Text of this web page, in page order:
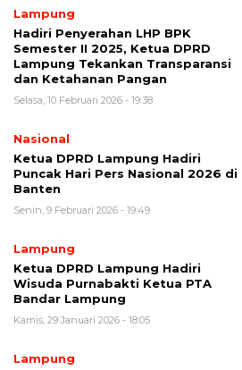
Lampung
Hadiri Penyerahan LHP BPK
Semester II 2025, Ketua DPRD
Lampung Tekankan Transparansi
dan Ketahanan Pangan
Selasa, 10 Februari 2026 - 19:38
Nasional
Ketua DPRD Lampung Hadiri
Puncak Hari Pers Nasional 2026 di
Banten
Senin, 9 Februari 2026 - 19:49
Lampung
Ketua DPRD Lampung Hadiri
Wisuda Purnabakti Ketua PTA
Bandar Lampung
Kamis, 29 Januari 2026 - 18:05
Lampung